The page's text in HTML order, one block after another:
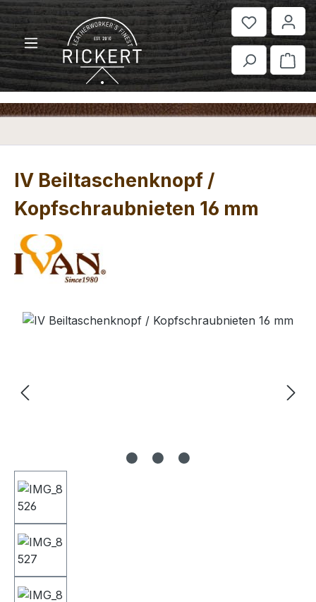
Zum Hauptinhalt springen
IV Beiltaschenknopf /
Kopfschraubnieten 16 mm
Bildergalerie überspringen